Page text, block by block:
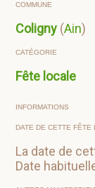
COMMUNE
Coligny (Ain)
CATÉGORIE
Fête locale
INFORMATIONS
DATE DE CETTE FÊTE
La date de
Date